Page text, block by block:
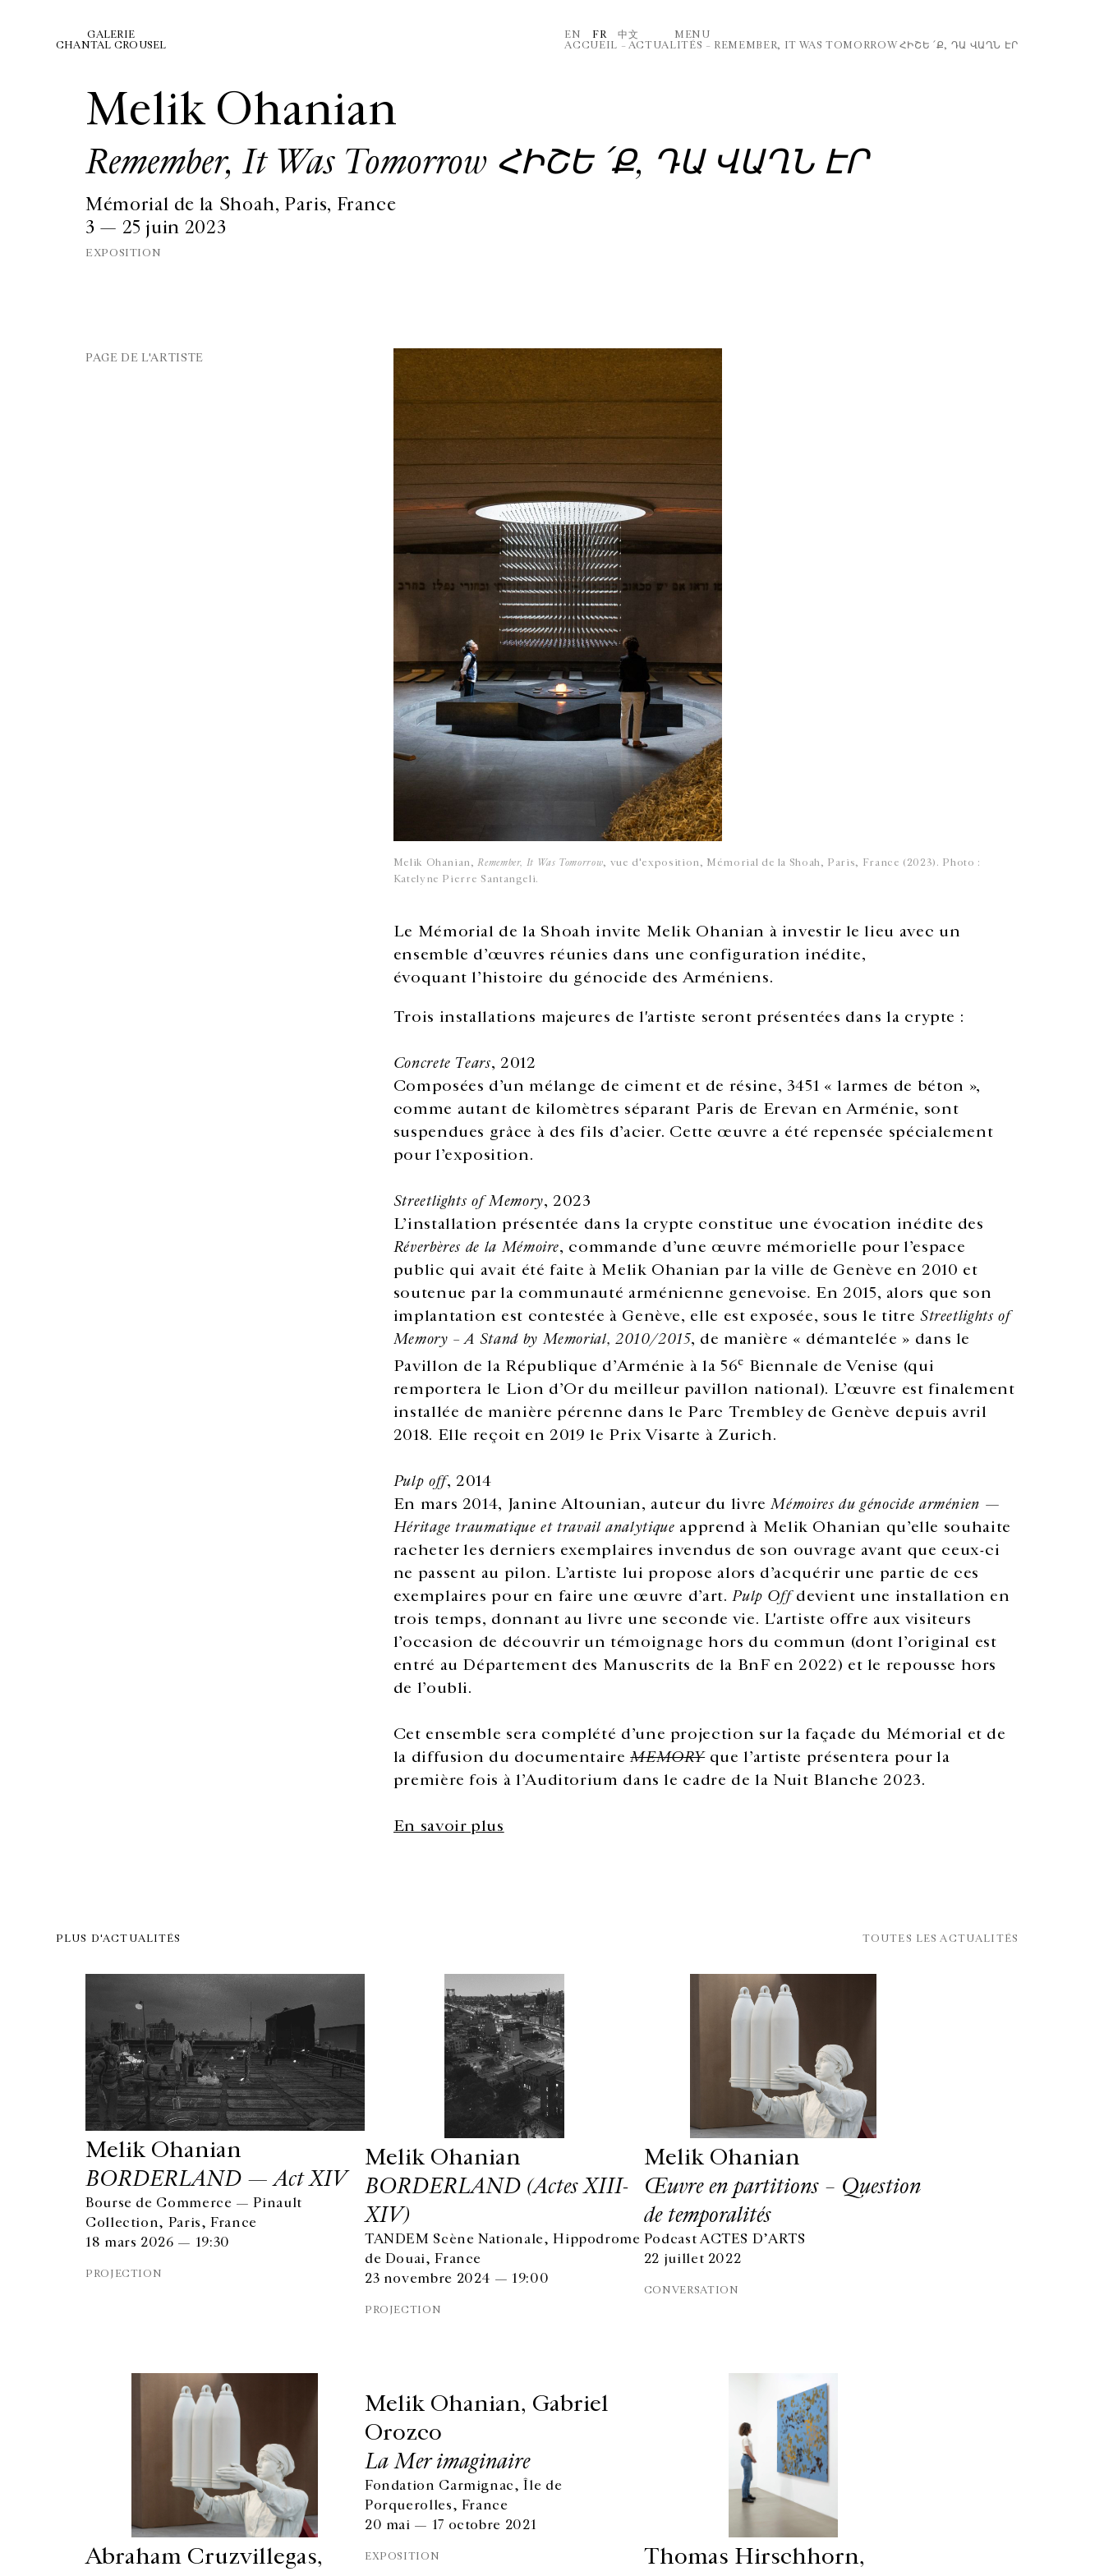
GALERIE
CHANTAL CROUSEL
EN FR 中文
MENU
ACCUEIL – ACTUALITÉS – REMEMBER, IT WAS TOMORROW ՀԻՇԵ ՛Ք, ԴԱ ՎԱՂՆ ԷՐ
Melik Ohanian
Remember, It Was Tomorrow ՀԻՇԵ ՛Ք, ԴԱ ՎԱՂՆ ԷՐ
Mémorial de la Shoah, Paris, France
3 — 25 juin 2023
EXPOSITION
Melik Ohanian,Remember, It Was Tomorrow, vue d'exposition, Mémorial de la Shoah, Paris, France (2023). Photo :
Katelyne Pierre Santangeli.
Le Mémorial de la Shoah invite Melik Ohanian à investir le lieu avec un
ensemble d’œuvres réunies dans une configuration inédite,
évoquant l’histoire du génocide des Arméniens.
Trois installations majeures de l'artiste seront présentées dans la crypte :
Concrete Tears, 2012
Composées d’un mélange de ciment et de résine, 3451 « larmes de béton »,
comme autant de kilomètres séparant Paris de Erevan en Arménie, sont
suspendues grâce à des fils d’acier. Cette œuvre a été repensée spécialement
pour l’exposition.
Streetlights of Memory, 2023
L’installation présentée dans la crypte constitue une évocation inédite des
Réverbères de la Mémoire, commande d’une œuvre mémorielle pour l’espace
public qui avait été faite à Melik Ohanian par la ville de Genève en 2010 et
soutenue par la communauté arménienne genevoise. En 2015, alors que son
implantation est contestée à Genève, elle est exposée, sous le titre Streetlights of
Memory – A Stand by Memorial, 2010/2015, de manière « démantelée » dans le
Pavillon de la République d’Arménie à la 56e Biennale de Venise (qui
remportera le Lion d’Or du meilleur pavillon national). L’œuvre est finalement
installée de manière pérenne dans le Parc Trembley de Genève depuis avril
2018. Elle reçoit en 2019 le Prix Visarte à Zurich.
Pulp off, 2014
En mars 2014, Janine Altounian, auteur du livreMémoires du génocide arménien —
Héritage traumatique et travail analytique apprend à Melik Ohanian qu’elle souhaite
racheter les derniers exemplaires invendus de son ouvrage avant que ceux-ci
ne passent au pilon. L’artiste lui propose alors d’acquérir une partie de ces
exemplaires pour en faire une œuvre d’art.Pulp Offdevient une installation en
trois temps, donnant au livre une seconde vie. L'artiste offre aux visiteurs
l’occasion de découvrir un témoignage hors du commun (dont l’original est
entré au Département des Manuscrits de la BnF en 2022) et le repousse hors
de l’oubli.
Cet ensemble sera complété d’une projection sur la façade du Mémorial et de
la diffusion du documentaire MEMORY que l’artiste présentera pour la
première fois à l’Auditorium dans le cadre de la Nuit Blanche 2023.
En savoir plus
PAGE DE L'ARTISTE
PLUS D'ACTUALITÉS TOUTES LES ACTUALITÉS
Melik Ohanian
BORDERLAND — Act XIV
Bourse de Commerce — Pinault
Collection, Paris, France
18 mars 2026 — 19:30
PROJECTION
Melik Ohanian
BORDERLAND (Actes XIII-
XIV)
TANDEM Scène Nationale, Hippodrome
de Douai, France
23 novembre 2024 — 19:00
PROJECTION
Melik Ohanian
Œuvre en partitions – Question
de temporalités
Podcast ACTES D’ARTS
22 juillet 2022
CONVERSATION
Abraham Cruzvillegas,
Melik Ohanian, Gabriel
Orozco
La Mer imaginaire
Fondation Carmignac, Île de
Porquerolles, France
20 mai — 17 octobre 2021
EXPOSITION
Thomas Hirschhorn,